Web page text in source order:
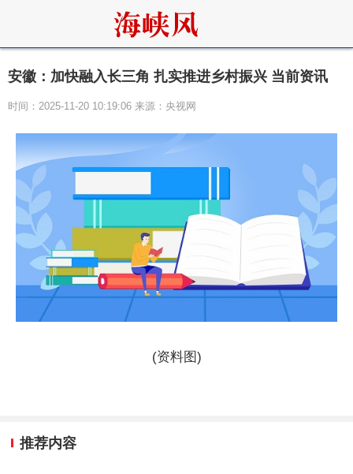
安徽：加快融入长三角 扎实推进乡村振兴 当前资讯
时间：2025-11-20 10:19:06 来源：央视网
(资料图)
推荐内容